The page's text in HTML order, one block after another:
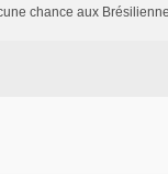
chance aux